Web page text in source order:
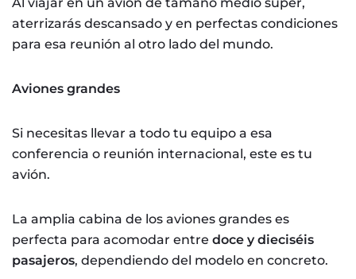
aterrizarás descansado y en perfectas condiciones
para esa reunión al otro lado del mundo.
Aviones grandes
Si necesitas llevar a todo tu equipo a esa
conferencia o reunión internacional, este es tu
avión.
La amplia cabina de los aviones grandes es
perfecta para acomodar entre doce y dieciséis
pasajeros, dependiendo del modelo en concreto.